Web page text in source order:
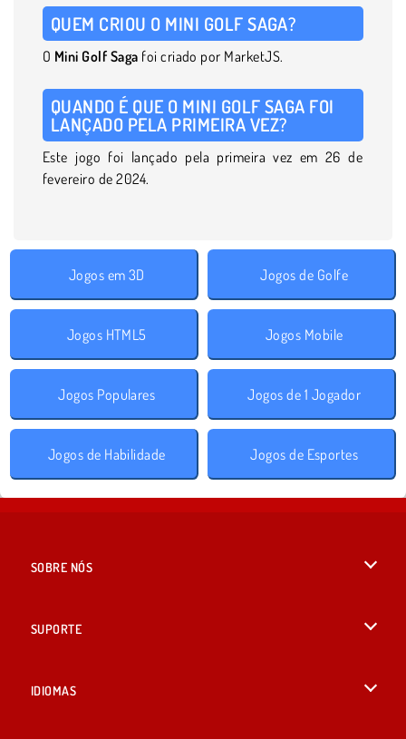
QUEM CRIOU O MINI GOLF SAGA?
O Mini Golf Saga foi criado por MarketJS.
QUANDO É QUE O MINI GOLF SAGA FOI
LANÇADO PELA PRIMEIRA VEZ?
Este jogo foi lançado pela primeira vez em 26 de
fevereiro de 2024.
Jogos em 3D Jogos de Golfe
Jogos HTML5 Jogos Mobile
Jogos Populares Jogos de 1 Jogador
Jogos de Habilidade Jogos de Esportes
SOBRE NÓS
SUPORTE
IDIOMAS